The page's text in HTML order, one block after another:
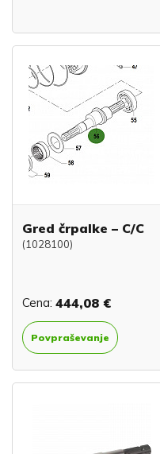
Gred črpalke – C/C
(1028100)
Cena: 444,08 €
Povpraševanje